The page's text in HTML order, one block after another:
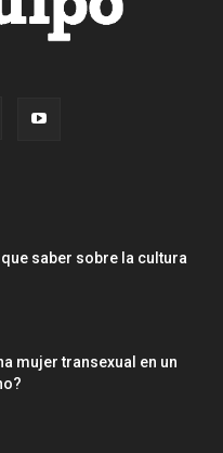
saber sobre la cultura
mujer transexual en un